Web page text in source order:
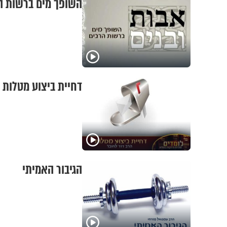
השופך מים
דחיית ביצוע מטלות
הגיבור האמיתי